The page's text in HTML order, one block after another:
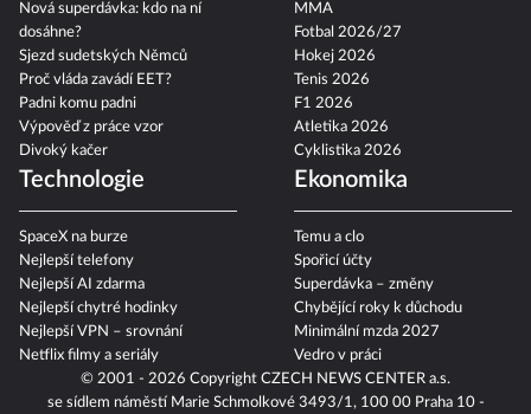
© 2001 - 2026 Copyright CZECH NEWS CENTER a.s.
se sídlem náměstí Marie Schmolkové 3493/1, 100 00 Praha 10 -
Nová superdávka: kdo na ní
dosáhne?
Sjezd sudetských Němců
Proč vláda zavádí EET?
Padni komu padni
Výpověď z práce vzor
Divoký kačer
MMA
Fotbal 2026/27
Hokej 2026
Tenis 2026
F1 2026
Atletika 2026
Cyklistika 2026
Technologie
SpaceX na burze
Nejlepší telefony
Nejlepší AI zdarma
Nejlepší chytré hodinky
Nejlepší VPN – srovnání
Netflix filmy a seriály
Ekonomika
Temu a clo
Spořicí účty
Superdávka – změny
Chybějící roky k důchodu
Minimální mzda 2027
Vedro v práci